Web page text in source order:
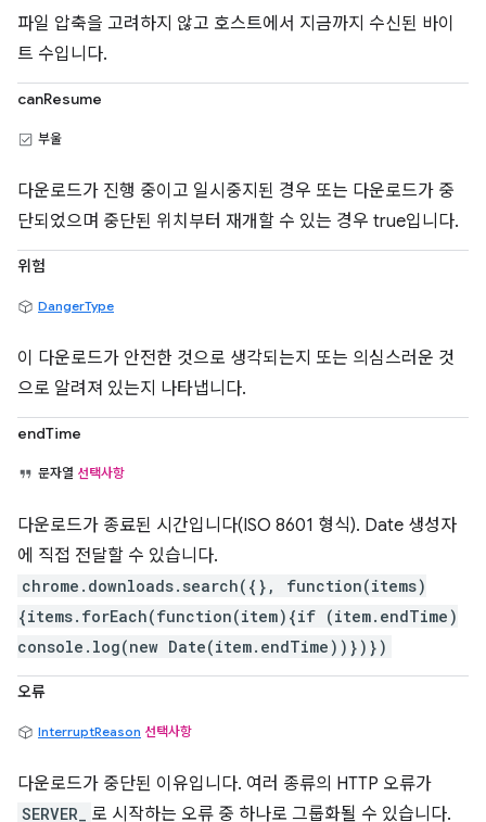
파일 압축을 고려하지 않고 호스트에서 지금까지 수신된 바이
트 수입니다.
canResume
부울
다운로드가 진행 중이고 일시중지된 경우 또는 다운로드가 중
단되었으며 중단된 위치부터 재개할 수 있는 경우 true입니다.
위험
DangerType
이 다운로드가 안전한 것으로 생각되는지 또는 의심스러운 것
으로 알려져 있는지 나타냅니다.
endTime
문자열 선택사항
다운로드가 종료된 시간입니다(ISO 8601 형식). Date 생성자
에 직접 전달할 수 있습니다.
chrome.downloads.search({}, function(items)
{items.forEach(function(item){if (item.endTime)
console.log(new Date(item.endTime))})})
오류
InterruptReason 선택사항
다운로드가 중단된 이유입니다. 여러 종류의 HTTP 오류가
SERVER_ 로 시작하는 오류 중 하나로 그룹화될 수 있습니다.